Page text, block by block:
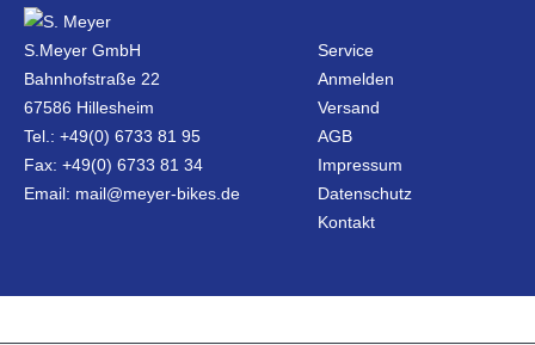
S.Meyer GmbH
Bahnhofstraße 22
67586 Hillesheim
Tel.: +49(0) 6733 81 95
Fax: +49(0) 6733 81 34
Email: mail@meyer-bikes.de
Service
Anmelden
Versand
AGB
Impressum
Datenschutz
Kontakt